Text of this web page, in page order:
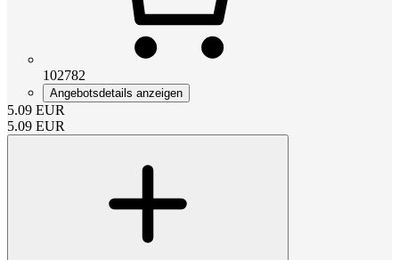
102782
Angebotsdetails anzeigen
5.09 EUR
5.09 EUR